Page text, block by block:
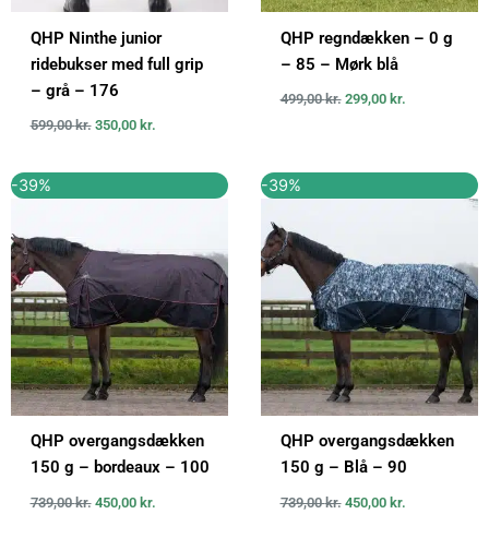
QHP Ninthe junior
ridebukser med full grip
– grå – 176
599,00kr. 350,00 kr.
QHP regndækken – 0 g
– 85 – Mørk blå
499,00kr. 299,00 kr.
-39%
QHP overgangsdækken
150 g – bordeaux – 100
739,00kr.
oprindelige
739,00 kr..
450,00 kr.
aktuelle
450,00 kr..
-39%
QHP overgangsdækken
150 g – Blå – 90
739,00kr.
oprindelige
739,00 kr..
450,00 kr.
aktuelle